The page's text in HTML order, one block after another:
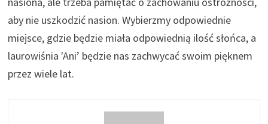
aby nie uszkodzić nasion. Wybierzmy odpowiednie
miejsce, gdzie będzie miała odpowiednią ilość słońca, a
laurowiśnia 'Ani’ będzie nas zachwycać swoim pięknem
przez wiele lat.